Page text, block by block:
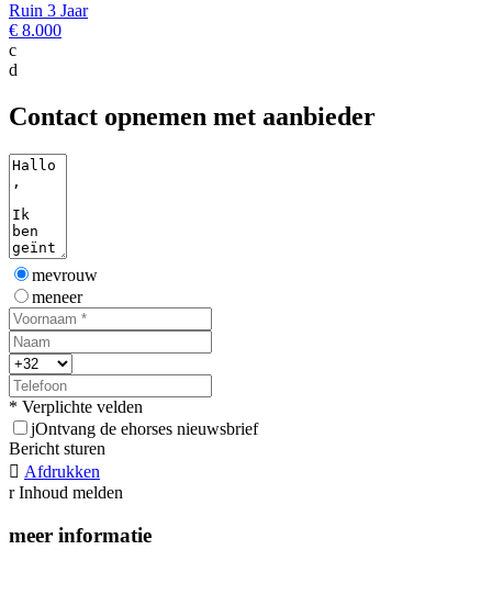
Ruin 3 Jaar
€ 8.000
c
d
Contact opnemen met aanbieder
mevrouw
meneer
* Verplichte velden
jOntvang de ehorses nieuwsbrief
Bericht sturen
 Afdrukken
r Inhoud melden
meer informatie